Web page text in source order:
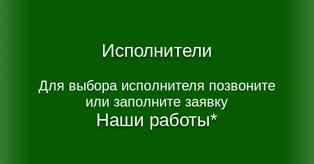
Исполнители
Для выбора исполнителя позвоните
или заполните заявку
Наши работы*